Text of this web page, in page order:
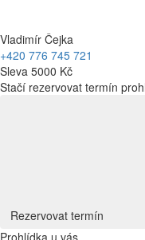
Vladimír Čejka
+420 776 745 721
Sleva 5000 Kč
Stačí rezervovat termín
Rezervovat termín
Prohlídka u vás